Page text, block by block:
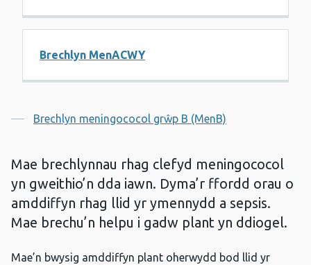
Brechlyn MenACWY
Cynnwys
Brechlyn meningococol grŵp B (MenB)
Mae brechlynnau rhag clefyd meningococol
yn gweithio’n dda iawn. Dyma’r ffordd orau o
amddiffyn rhag llid yr ymennydd a sepsis.
Mae brechu’n helpu i gadw plant yn ddiogel.
Mae’n bwysig amddiffyn plant oherwydd bod llid yr